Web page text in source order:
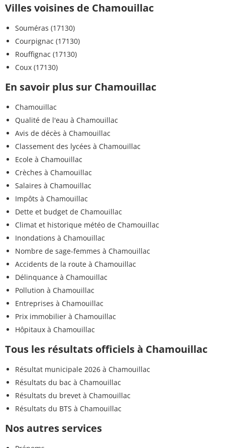
Villes voisines de Chamouillac
Souméras (17130)
Courpignac (17130)
Rouffignac (17130)
Coux (17130)
En savoir plus sur Chamouillac
Chamouillac
Qualité de l'eau à Chamouillac
Avis de décès à Chamouillac
Classement des lycées à Chamouillac
Ecole à Chamouillac
Crèches à Chamouillac
Salaires à Chamouillac
Impôts à Chamouillac
Dette et budget de Chamouillac
Climat et historique météo de Chamouillac
Inondations à Chamouillac
Nombre de sage-femmes à Chamouillac
Accidents de la route à Chamouillac
Délinquance à Chamouillac
Pollution à Chamouillac
Entreprises à Chamouillac
Prix immobilier à Chamouillac
Hôpitaux à Chamouillac
Tous les résultats officiels à Chamouillac
Résultat municipale 2026 à Chamouillac
Résultats du bac à Chamouillac
Résultats du brevet à Chamouillac
Résultats du BTS à Chamouillac
Nos autres services